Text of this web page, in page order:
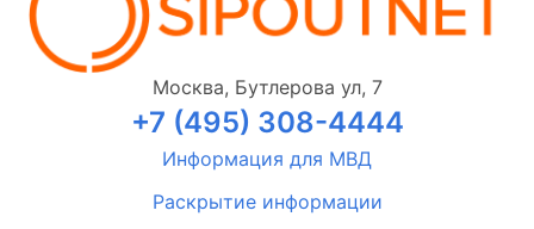
Москва, Бутлерова ул, 7
+7 (495) 308-4444
Информация для МВД
Раскрытие информации